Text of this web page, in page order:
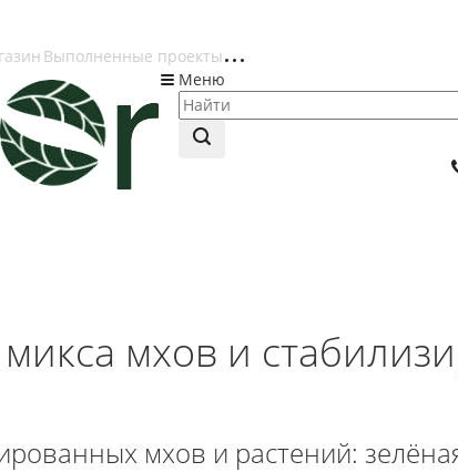
Выполненные проекты
Меню
мхов и
мхов и растений: